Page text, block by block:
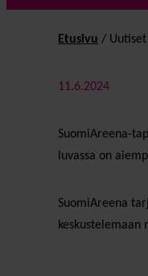
Etusivu / Uutiset
11.6.2024
SuomiAreena-
luvassa on
SuomiAreena
keskustelemaan